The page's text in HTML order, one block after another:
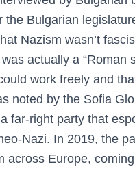
Bulgarian
Nazism wasn’t
actually a “Roman
work freely and
noted by the Sofia
far-right party that
Nazi. In 2019, the
across Europe,